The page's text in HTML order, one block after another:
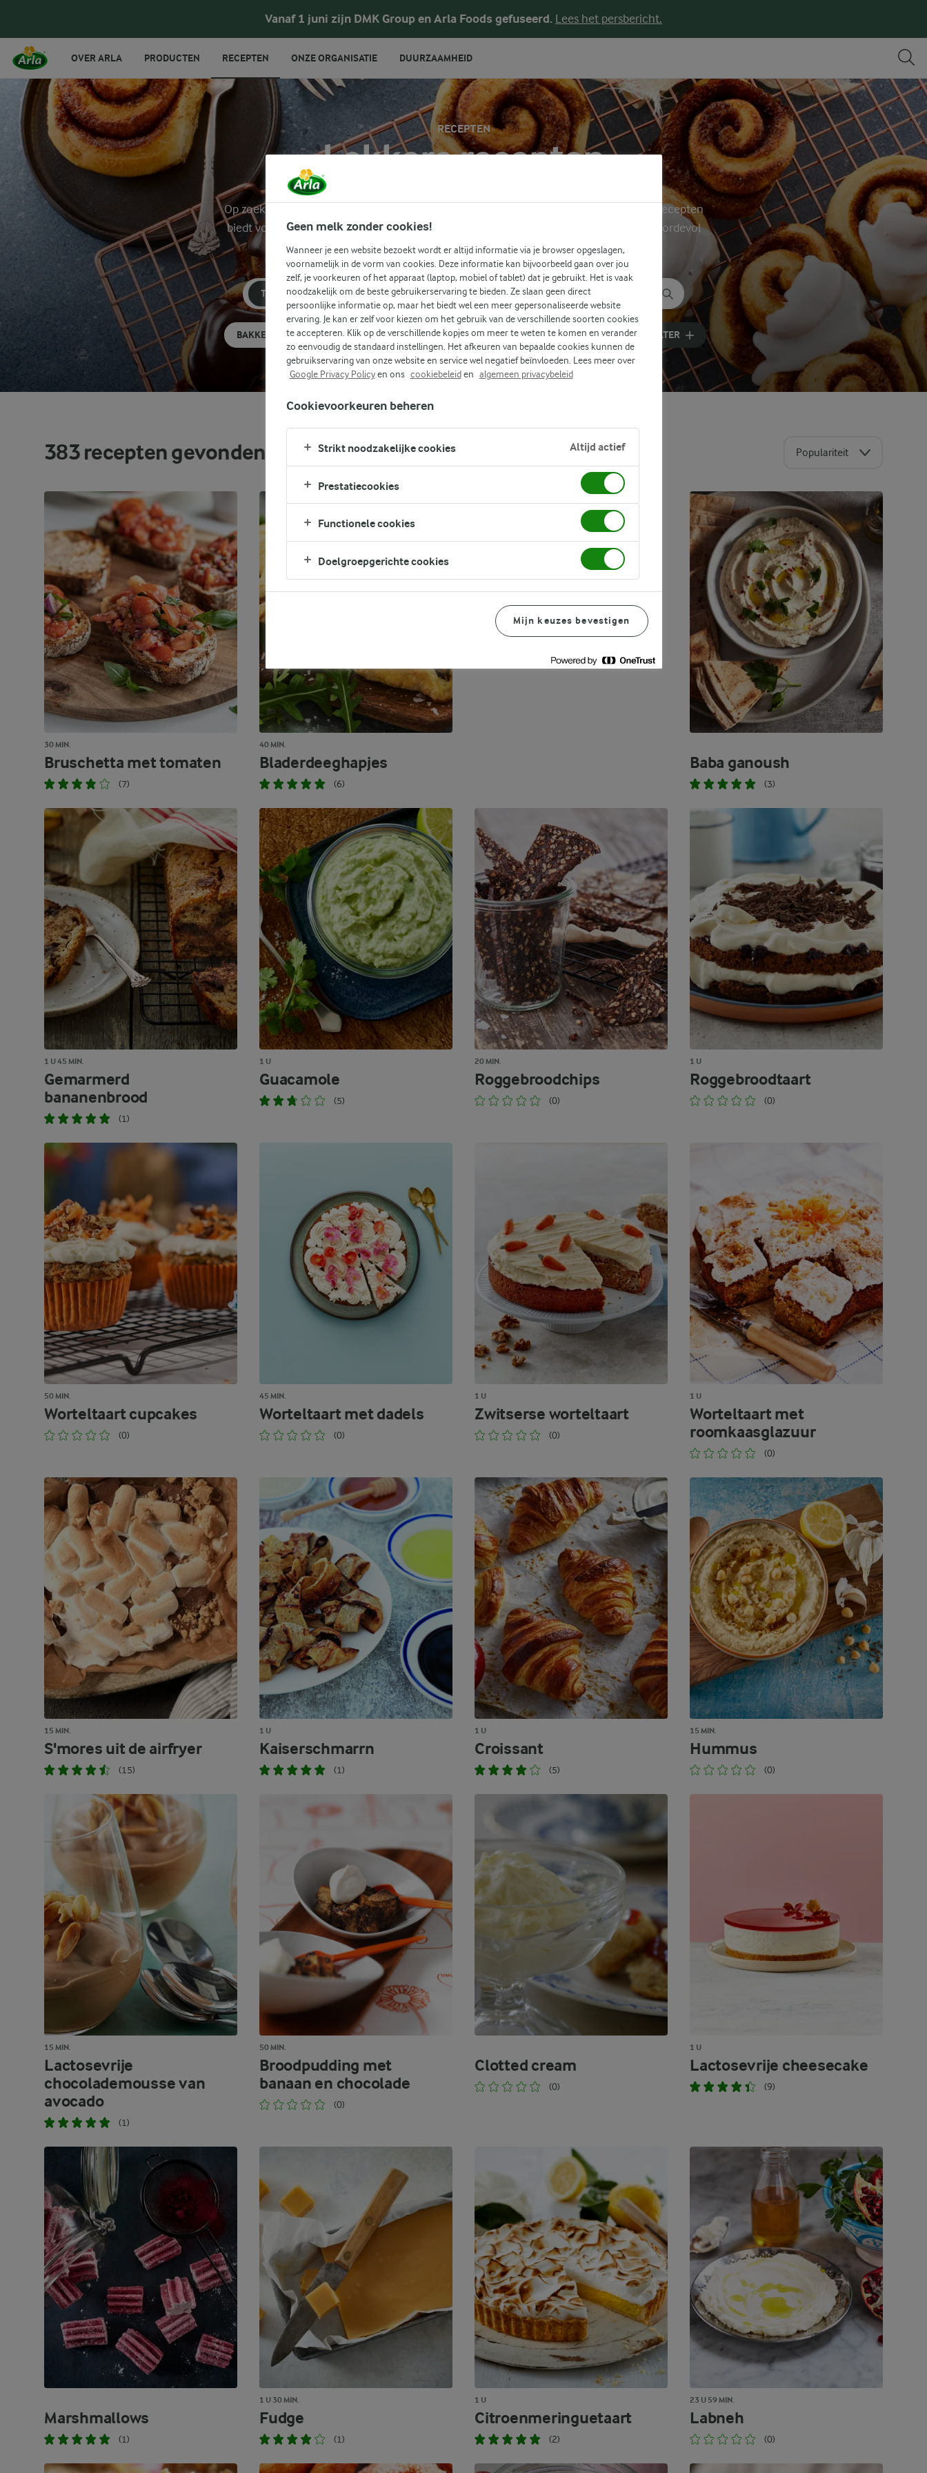
Vanaf 1 juni zijn DMK Group en Arla Foods gefuseerd. Lees het persbericht.
OVER ARLA PRODUCTEN RECEPTEN ONZE ORGANISATIE DUURZAAMHEID
RECEPTEN
Lekkere recepten
Op zoek naar iets wat je smaakpapillen echt zal verwennen? Deze selectie van lekkere recepten
biedt voor ieder wat wils! Van hartige gerechten tot zoete lekkernijen, elk recept zit boordevol
smaak en is eenvoudig te maken.
TUSSENDOORTJES
Zoek categorie
Zoek zoektermen in te voeren
BAKKEN GEZOND EIWITRIJK KOOLHYDRAATARM LACTOSEVRIJ FILTER
383recepten gevonden Populariteit
30 MIN.
Bruschetta met tomaten
(7)
40 MIN.
Bladerdeeghapjes
(6)
GERELATEERDE CATEGORIEËN
GEZONDE TUSSENDOORTJES
KOOLHYDRAATARME
TUSSENDOORTJES
LACTOSEVRIJE
TUSSENDOORTJES
LACTOSEVRIJE
LACTOSEVRIJ
Baba ganoush
(3)
1 U 45 MIN.
Gemarmerd
bananenbrood
(1)
1 U
Guacamole
(5)
20 MIN.
Roggebroodchips
(0)
1 U
Roggebroodtaart
(0)
50 MIN.
Worteltaart cupcakes
(0)
45 MIN.
Worteltaart met dadels
(0)
1 U
Zwitserse worteltaart
(0)
1 U
Worteltaart met
roomkaasglazuur
(0)
15 MIN.
S'mores uit de airfryer
(15)
1 U
Kaiserschmarrn
(1)
1 U
Croissant
(5)
15 MIN.
Hummus
(0)
15 MIN.
Lactosevrije
chocolademousse van
avocado
(1)
50 MIN.
Broodpudding met
banaan en chocolade
(0)
Clotted cream
(0)
1 U
Lactosevrije cheesecake
(9)
Marshmallows
(1)
1 U 30 MIN.
Fudge
(1)
1 U
Citroenmeringuetaart
(2)
23 U 59 MIN.
Labneh
(0)
Geen melk zonder cookies!
Wanneer je een website bezoekt wordt er altijd informatie via je browser opgeslagen,
voornamelijk in de vorm van cookies. Deze informatie kan bijvoorbeeld gaan over jou
zelf, je voorkeuren of het apparaat (laptop, mobiel of tablet) dat je gebruikt. Het is vaak
noodzakelijk om de beste gebruikerservaring te bieden. Ze slaan geen direct
persoonlijke informatie op, maar het biedt wel een meer gepersonaliseerde website
ervaring. Je kan er zelf voor kiezen om het gebruik van de verschillende soorten cookies
te accepteren. Klik op de verschillende kopjes om meer te weten te komen en verander
zo eenvoudig de standaard instellingen. Het afkeuren van bepaalde cookies kunnen de
gebruikservaring van onze website en service wel negatief beïnvloeden. Lees meer over
Google Privacy Policyen ons cookiebeleiden algemeen privacybeleid
Cookievoorkeuren beheren
Strikt noodzakelijke cookies Altijd actief
Prestatiecookies
Functionele cookies
Doelgroepgerichte cookies
Mijn keuzes bevestigen